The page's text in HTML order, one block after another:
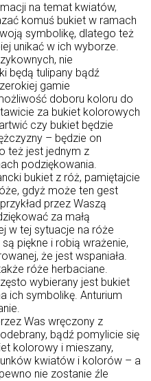
na temat kwiatów,
komuś bukiet w ramach
symbolikę, dlatego też
unikać w ich wyborze.
nie
będą tulipany bądź
gamie
doboru koloru do
za bukiet kolorowych
czy bukiet będzie
– będzie on
też jest jednym z
podziękowania.
bukiet z róż, pamiętajcie
gdyż może ten gest
przez Waszą
za małą
w tej sytuacje na róże
piękne i robią wrażenie,
że jest wspaniała.
róże herbaciane.
wybierany jest bukiet
ich symbolikę. Anturium
Was wręczony z
bądź pomylicie się
kolorowy i mieszany,
kwiatów i kolorów – a
nie zostanie źle